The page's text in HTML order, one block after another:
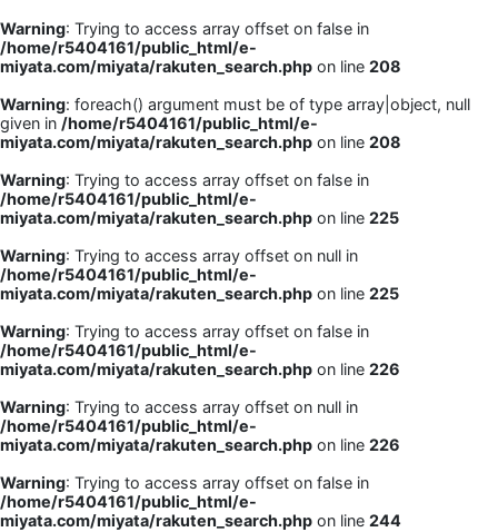
Warning: Trying to access array offset on false in
/home/r5404161/public_html/e-
miyata.com/miyata/rakuten_search.php on line 208
Warning: foreach() argument must be of type array|object, null
given in /home/r5404161/public_html/e-
miyata.com/miyata/rakuten_search.php on line 208
Warning: Trying to access array offset on false in
/home/r5404161/public_html/e-
miyata.com/miyata/rakuten_search.php on line 225
Warning: Trying to access array offset on null in
/home/r5404161/public_html/e-
miyata.com/miyata/rakuten_search.php on line 225
Warning: Trying to access array offset on false in
/home/r5404161/public_html/e-
miyata.com/miyata/rakuten_search.php on line 226
Warning: Trying to access array offset on null in
/home/r5404161/public_html/e-
miyata.com/miyata/rakuten_search.php on line 226
Warning: Trying to access array offset on false in
/home/r5404161/public_html/e-
miyata.com/miyata/rakuten_search.php on line 244